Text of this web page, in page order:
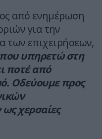
από ενημέρωση
για την
των επιχειρήσεων,
που υπηρετώ στη
ποτέ από
Οδεύουμε προς
χερσαίες